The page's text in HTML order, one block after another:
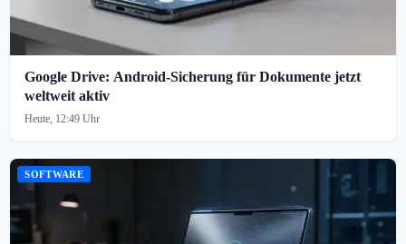
Google Drive: Android-Sicherung für Dokumente jetzt
weltweit aktiv
Heute, 12:49 Uhr
SOFTWARE